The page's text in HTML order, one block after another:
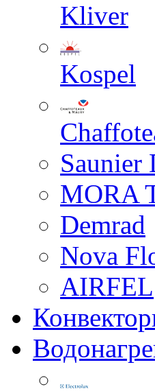
Kliver
Kospel
Saunier
MORA
Demrad
Nova
AIRFEL